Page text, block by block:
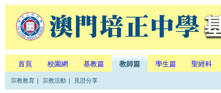
首頁 校園網 基教篇 教師篇 學生篇 聖經科
宗教教育 宗教活動 見證分享